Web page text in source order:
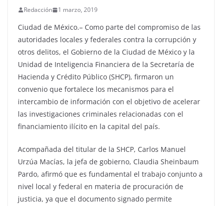
Redacción 1 marzo, 2019
Ciudad de México.– Como parte del compromiso de las
autoridades locales y federales contra la corrupción y
otros delitos, el Gobierno de la Ciudad de México y la
Unidad de Inteligencia Financiera de la Secretaría de
Hacienda y Crédito Público (SHCP), firmaron un
convenio que fortalece los mecanismos para el
intercambio de información con el objetivo de acelerar
las investigaciones criminales relacionadas con el
financiamiento ilícito en la capital del país.
Acompañada del titular de la SHCP, Carlos Manuel
Urzúa Macías, la jefa de gobierno, Claudia Sheinbaum
Pardo, afirmó que es fundamental el trabajo conjunto a
nivel local y federal en materia de procuración de
justicia, ya que el documento signado permite